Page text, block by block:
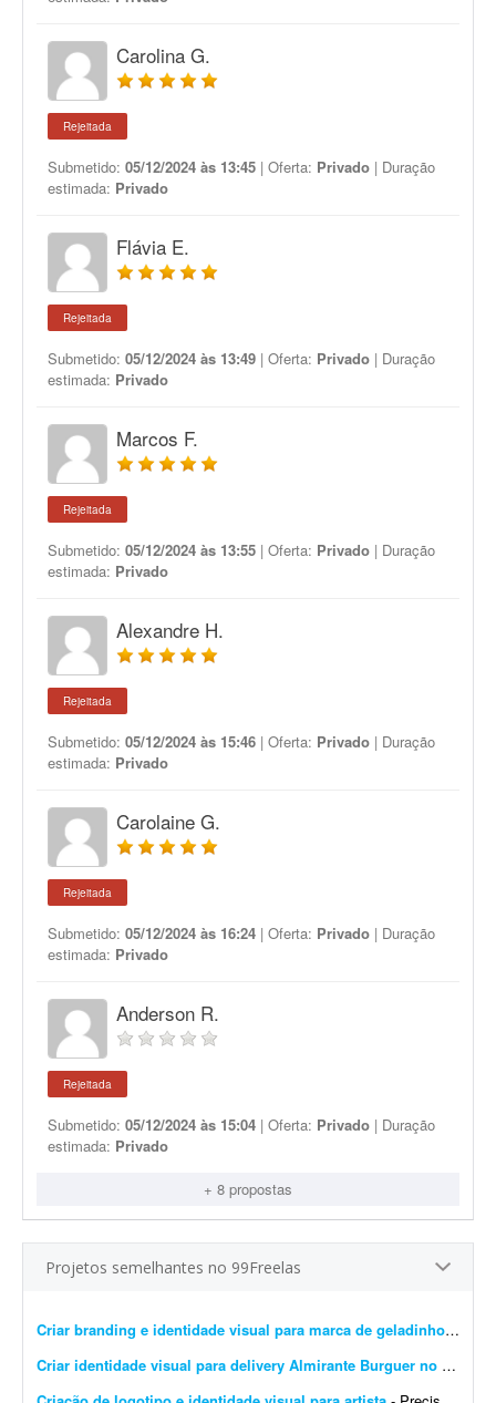
Carolina G.
Rejeitada
Submetido: 05/12/2024 às 13:45 | Oferta: Privado | Duração
estimada: Privado
Flávia E.
Rejeitada
Submetido: 05/12/2024 às 13:49 | Oferta: Privado | Duração
estimada: Privado
Marcos F.
Rejeitada
Submetido: 05/12/2024 às 13:55 | Oferta: Privado | Duração
estimada: Privado
Alexandre H.
Rejeitada
Submetido: 05/12/2024 às 15:46 | Oferta: Privado | Duração
estimada: Privado
Carolaine G.
Rejeitada
Submetido: 05/12/2024 às 16:24 | Oferta: Privado | Duração
estimada: Privado
Anderson R.
Rejeitada
Submetido: 05/12/2024 às 15:04 | Oferta: Privado | Duração
estimada: Privado
+ 8 propostas
Projetos semelhantes no 99Freelas
Criar branding e identidade visual para marca de geladinhos gourmet
Criar identidade visual para delivery Almirante Burguer no litoral do RS